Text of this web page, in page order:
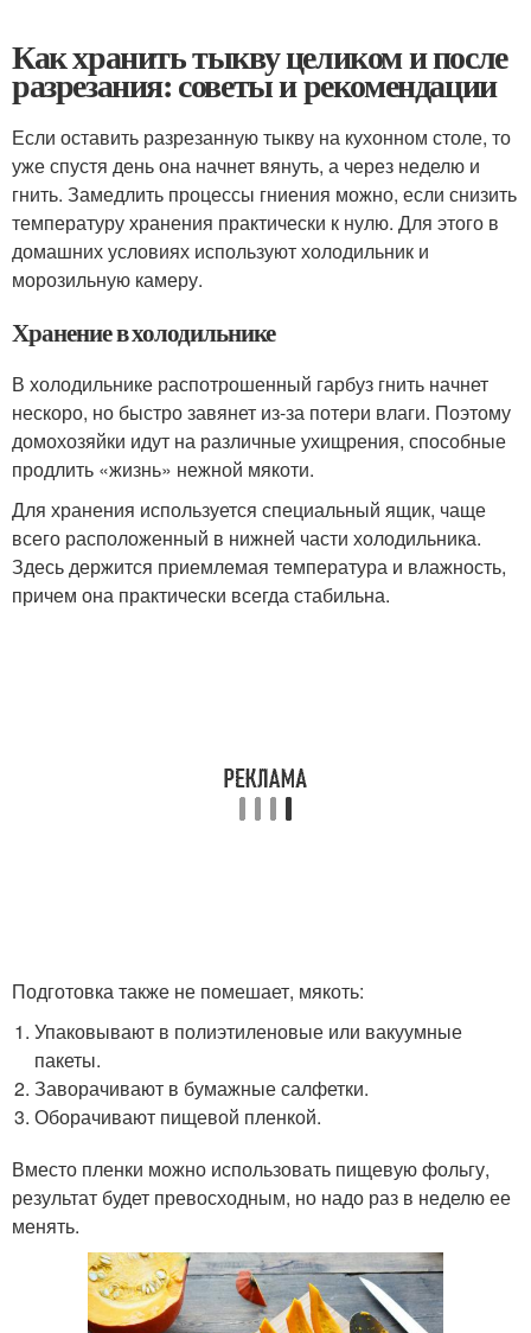
Как хранить тыкву целиком и после
разрезания: советы и рекомендации
Если оставить разрезанную тыкву на кухонном столе, то
уже спустя день она начнет вянуть, а через неделю и
гнить. Замедлить процессы гниения можно, если снизить
температуру хранения практически к нулю. Для этого в
домашних условиях используют холодильник и
морозильную камеру.
Хранение в холодильнике
В холодильнике распотрошенный гарбуз гнить начнет
нескоро, но быстро завянет из-за потери влаги. Поэтому
домохозяйки идут на различные ухищрения, способные
продлить «жизнь» нежной мякоти.
Для хранения используется специальный ящик, чаще
всего расположенный в нижней части холодильника.
Здесь держится приемлемая температура и влажность,
причем она практически всегда стабильна.
Подготовка также не помешает, мякоть:
Упаковывают в полиэтиленовые или вакуумные
пакеты.
Заворачивают в бумажные салфетки.
Оборачивают пищевой пленкой.
Вместо пленки можно использовать пищевую фольгу,
результат будет превосходным, но надо раз в неделю ее
менять.